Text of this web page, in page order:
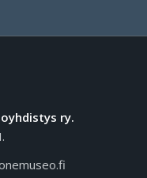
ry.